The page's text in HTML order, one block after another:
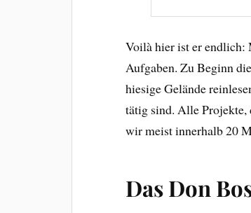
Voilà hier ist er endlich:
Aufgaben. Zu Beginn
hiesige Gelände
tätig sind. Alle Projekte,
wir meist innerhalb 20
Das Don